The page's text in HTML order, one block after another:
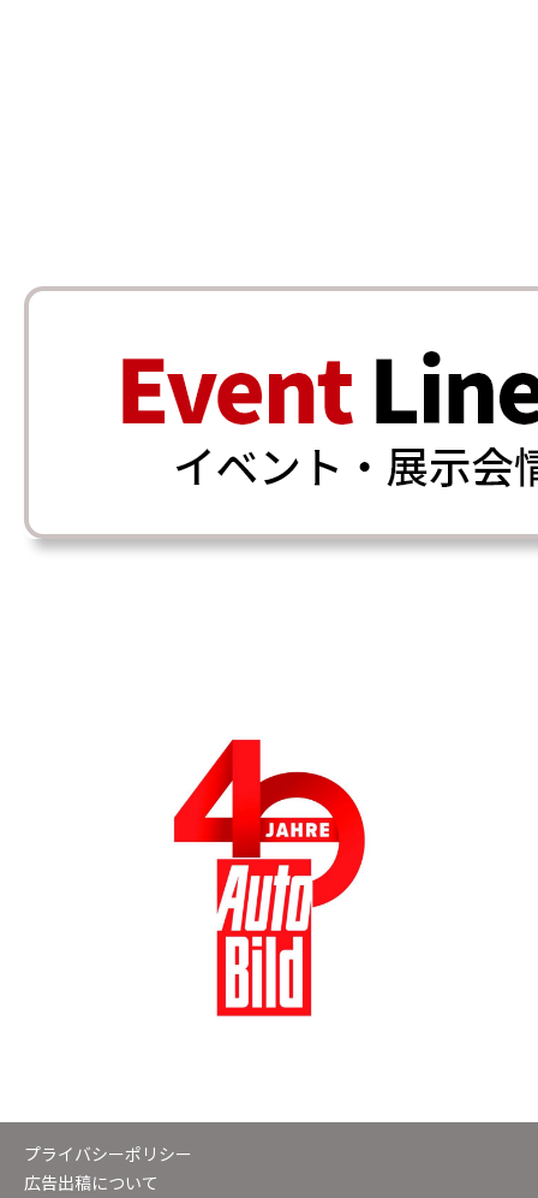
プライバシーポリシー
広告出稿について